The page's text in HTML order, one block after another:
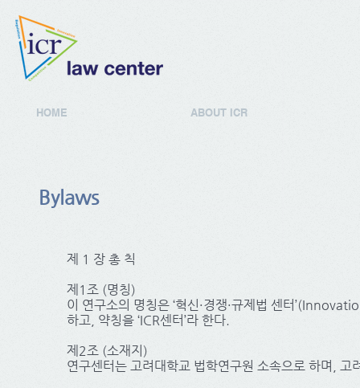
HOME ABOUT ICR
Bylaws
제 1 장 총 칙
제1조 (명칭)
이 연구소의 명칭은 ‘혁신·경쟁·규제법 센터
하고, 약칭을 ‘ICR센터’라 한다.
제2조 (소재지)
연구센터는 고려대학교 법학연구원 소속으로 하며, 고